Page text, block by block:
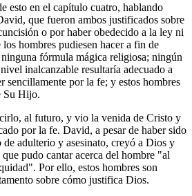
esto en el capítulo cuatro, hablando
que fueron ambos justificados sobre
o por haber obedecido a la ley ni
hombres pudiesen hacer a fin de
fórmula mágica religiosa; ningún
inalcanzable resultaría adecuado a
sencillamente por la fe; y estos hombres
Su Hijo.
al futuro, y vio la venida de Cristo y
por la fe. David, a pesar de haber sido
adulterio y asesinato, creyó a Dios y
pudo cantar acerca del hombre "al
Por ello, estos hombres son
sobre cómo justifica Dios.